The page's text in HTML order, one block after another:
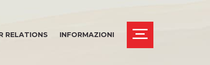
RELATIONS INFORMAZIONI